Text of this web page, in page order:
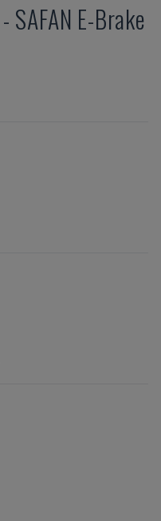
- SAFAN E-Brake